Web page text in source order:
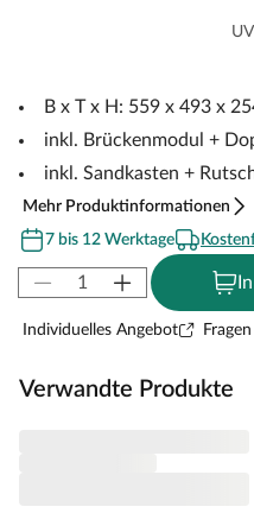
B x T x H: 559 x 493 x
inkl. Brückenmodul +
inkl. Sandkasten +
Mehr Produktinformationen
7 bis 12 Werktage
Individuelles Angebot
Verwandte Produkte